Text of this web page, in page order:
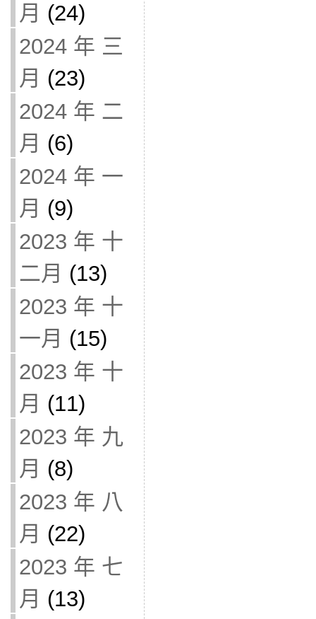
月 (24)
2024 年 三
月 (23)
2024 年 二
月 (6)
2024 年 一
月 (9)
2023 年 十
二月 (13)
2023 年 十
一月 (15)
2023 年 十
月 (11)
2023 年 九
月 (8)
2023 年 八
月 (22)
2023 年 七
月 (13)